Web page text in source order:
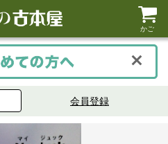
かご
会員登録